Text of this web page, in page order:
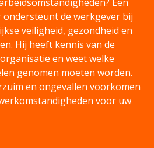
de werkgever bij
veiligheid, gezondheid en
Hij heeft kennis van de
en weet welke
genomen moeten worden.
en ongevallen voorkomen
voor uw